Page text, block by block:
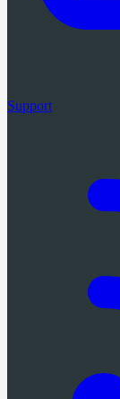
Support